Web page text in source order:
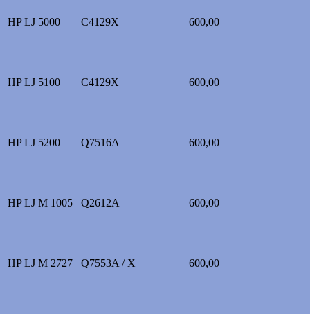
HP LJ 5000 C4129X 600,00
HP LJ 5100 C4129X 600,00
HP LJ 5200 Q7516A 600,00
HP LJ M 1005 Q2612A 600,00
HP LJ M 2727 Q7553A / X 600,00